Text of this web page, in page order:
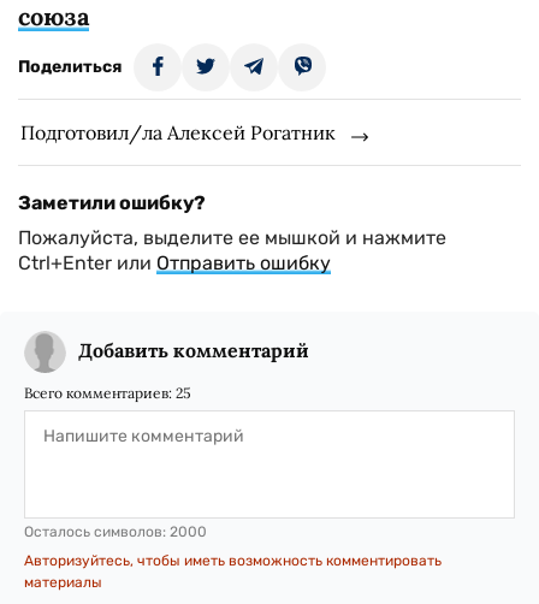
союза
Поделиться
Подготовил/ла Алексей Рогатник
Заметили ошибку?
Пожалуйста, выделите ее мышкой и нажмите
Ctrl+Enter или Отправить ошибку
Добавить комментарий
Всего комментариев: 25
Осталось символов: 2000
Авторизуйтесь, чтобы иметь возможность комментировать
материалы